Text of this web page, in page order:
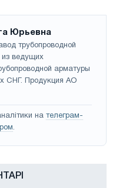
Юрьевна
трубопроводной
из ведущих
арматуры
СНГ. Продукция АО
на телеграм-
.